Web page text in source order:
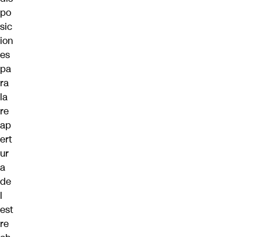
po
sic
ion
es
pa
ra
la
re
ap
ert
ur
a
de
l
est
re